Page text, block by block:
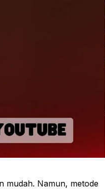
mudah. Namun, metode